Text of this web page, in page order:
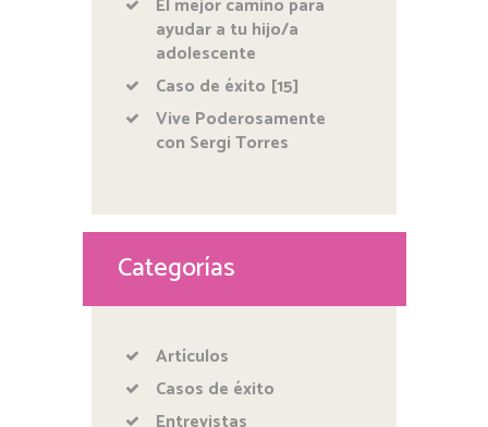
El mejor camino para
ayudar a tu hijo/a
adolescente
Caso de éxito [15]
Vive Poderosamente
con Sergi Torres
Categorías
Artículos
Casos de éxito